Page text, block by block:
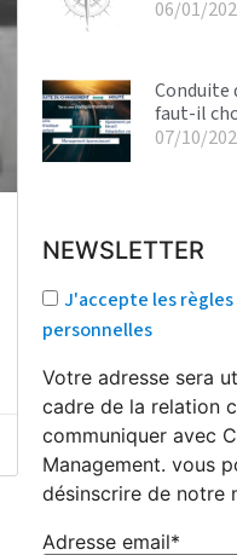
06/01/
Conduite
faut-il
07/10/
NEWSLETTER
J'accepte les
personnelles
Votre adresse sera
cadre de la relation
communiquer avec
Management. vous
désinscrire de notre
Adresse email*